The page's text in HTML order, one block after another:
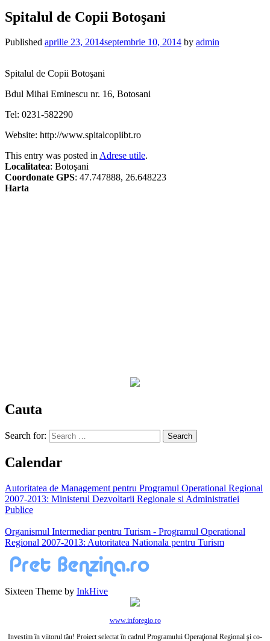
Spitalul de Copii Botoşani
Published aprilie 23, 2014septembrie 10, 2014 by admin
Spitalul de Copii Botoşani
Bdul Mihai Eminescu nr. 16, Botosani
Tel: 0231-582290
Website: http://www.spitalcopiibt.ro
This entry was posted inAdrese utile.
Localitatea: Botoşani
Coordonate GPS: 47.747888, 26.648223
Harta
Cauta
Search for:
Calendar
Autoritatea de Management pentru Programul Operational Regional
2007-2013: Ministerul Dezvoltarii Regionale si Administratiei
Publice
Organismul Intermediar pentru Turism - Programul Operational
Regional 2007-2013: Autoritatea Nationala pentru Turism
Sixteen Theme by InkHive
www.inforegio.ro
Investim în viitorul tău! Proiect selectat în cadrul Programului Operaţional Regional şi co-